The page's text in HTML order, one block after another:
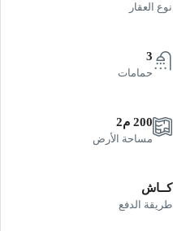
نوع العقار
3
حمامات
200 م2
مساحة الأرض
كــاش
طريقة الدفع